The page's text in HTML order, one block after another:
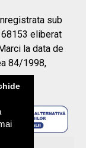
sub
eliberat
la data de
84/1998,